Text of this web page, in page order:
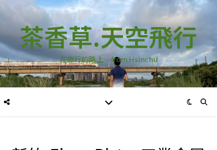
茶香草.天空飛行
在旅行的路上…from Hsinchu